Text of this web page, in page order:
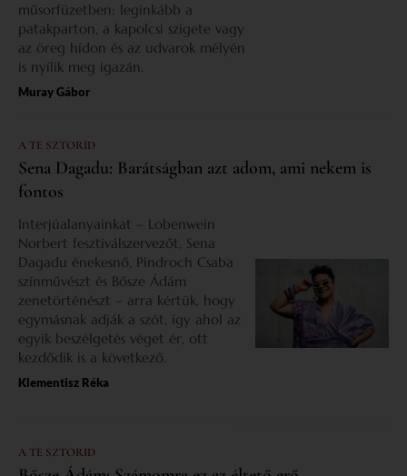
műsorfüzetben: leginkább a
patakparton, a kapolcsi szigete vagy
az öreg hídon és az udvarok mélyén
is nyílik meg igazán.
Muray Gábor
A TE SZTORID
Sena Dagadu: Barátságban azt adom, ami nekem is
fontos
Interjúalanyainkat – Lobenwein
Norbert fesztiválszervezőt, Sena
Dagadu énekesnő, Pindroch Csaba
színművészt és Bősze Ádám
zenetörténészt – arra kértük, hogy
egymásnak adják a szót, így ahol az
egyik beszélgetés véget ér, ott
kezdődik is a következő.
Klementisz Réka
A TE SZTORID